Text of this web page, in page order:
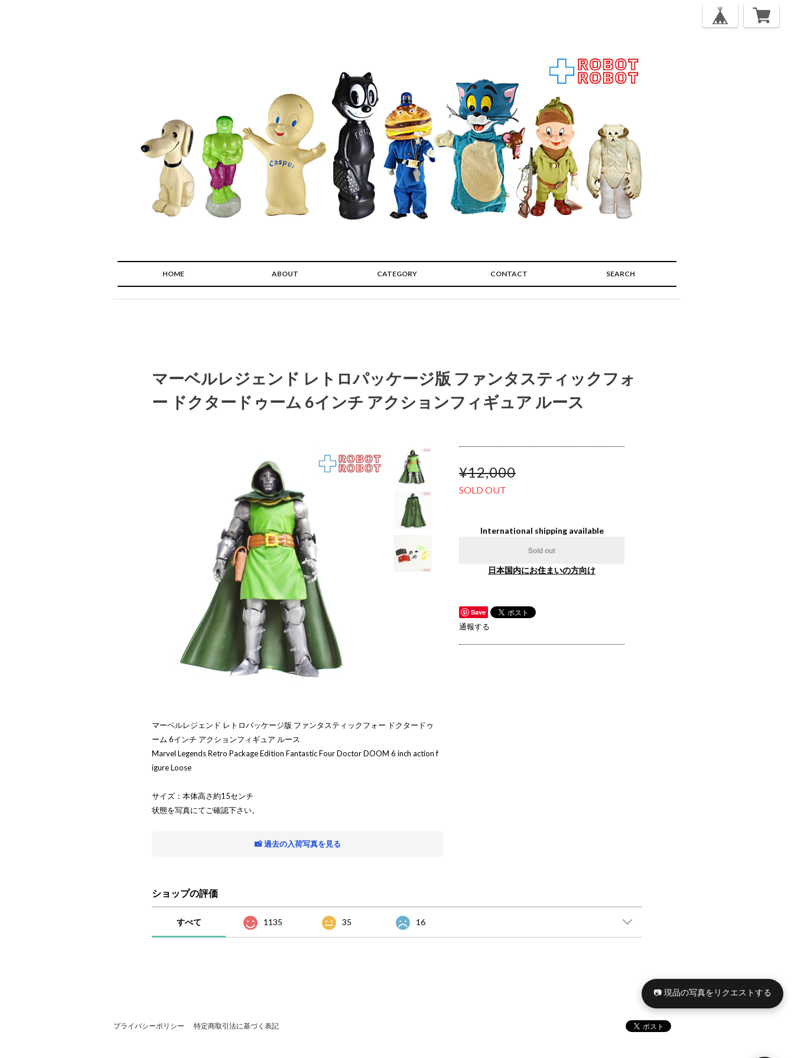
HOME ABOUT CATEGORY CONTACT SEARCH
マーベルレジェンド レトロパッケージ版 ファンタスティックフォ
ー ドクタードゥーム 6インチ アクションフィギュア ルース
マーベルレジェンド レトロパッケージ版 ファンタスティックフォー ドクタードゥ
ーム 6インチ アクションフィギュア ルース
Marvel Legends Retro Package Edition Fantastic Four Doctor DOOM 6 inch action f
igure Loose
サイズ：本体高さ約15センチ
状態を写真にてご確認下さい。
📸 過去の入荷写真を見る
¥12,000
SOLD OUT
International shipping available
Sold out
日本国内にお住まいの方向け
Save
通報する
ショップの評価
すべて 1135 35 16
プライバシーポリシー 特定商取引法に基づく表記
📷 現品の写真をリクエストする